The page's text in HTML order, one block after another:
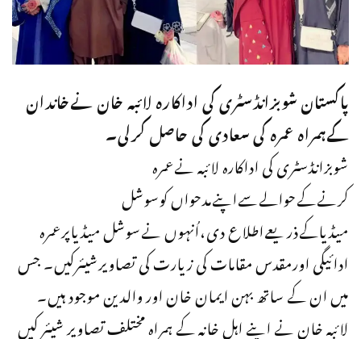
پاکستان شوبزانڈسٹری کی اداکارہ لائبہ خان نےخاندان
کےہمراہ عمرہ کی سعادی کی حاصل کرلی۔
شوبزانڈسٹری کی اداکارہ لائبہ نےعمرہ
کرنےکےحوالےسےاپنےمدحواں کوسوشل
میڈیاکےذریعےاطلاع دی،اُنہوں نےسوشل میڈیاپرعمرہ
ادائیگی اورمقدس مقامات کی زیارت کی تصاویرشیئرکیں۔ جس
میں ان کے ساتھ بہن ایمان خان اور والدین موجود ہیں۔
لائبہ خان نے اپنے اہل خانہ کے ہمراہ مختلف تصاویر شیئر کیں